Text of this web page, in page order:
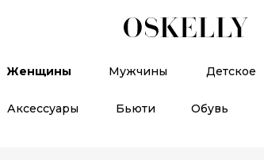
Женщины Мужчины Детское
Аксессуары Бьюти Обувь